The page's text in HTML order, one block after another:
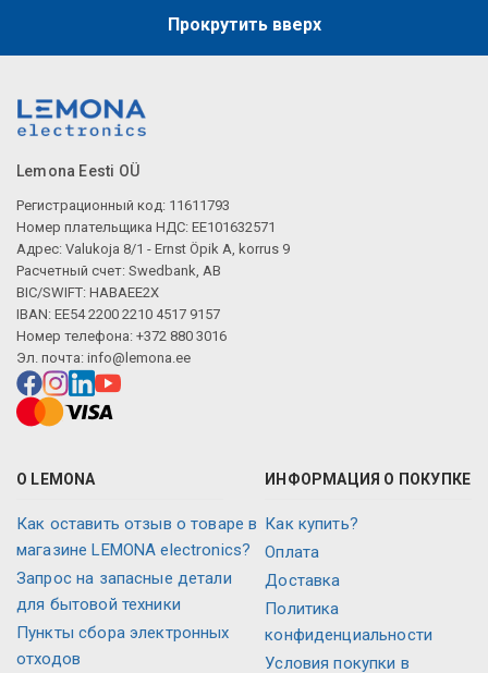
Прокрутить вверх
Lemona Eesti OÜ
Регистрационный код: 11611793
Номер плательщика НДС: EE101632571
Адрес: Valukoja 8/1 - Ernst Öpik A, korrus 9
Расчетный счет: Swedbank, AB
BIC/SWIFT: HABAEE2X
IBAN: EE54 2200 2210 4517 9157
Номер телефона: +372 880 3016
Эл. почта: info@lemona.ee
О LEMONA
Как оставить отзыв о товаре в
магазине LEMONA electronics?
Запрос на запасные детали
для бытовой техники
Пункты сбора электронных
отходов
ИНФОРМАЦИЯ О ПОКУПКЕ
Как купить?
Оплата
Доставка
Политика
конфиденциальности
Условия покупки в